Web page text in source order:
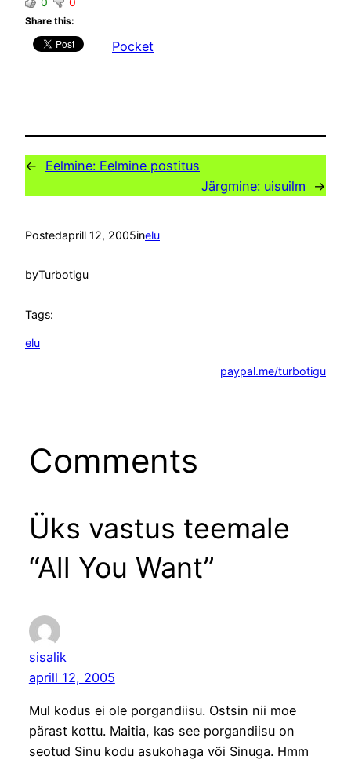
Share this:
Pocket
← Eelmine: Eelmine postitus
Järgmine: uisuilm →
Postedaprill 12, 2005inelu
byTurbotigu
Tags:
elu
paypal.me/turbotigu
Comments
Üks vastus teemale
“All You Want”
sisalik
aprill 12, 2005
Mul kodus ei ole porgandiisu. Ostsin nii moe
pärast kottu. Maitia, kas see porgandiisu on
seotud Sinu kodu asukohaga või Sinuga. Hmm